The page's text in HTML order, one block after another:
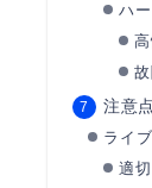
ハ
注意点
ライ
適